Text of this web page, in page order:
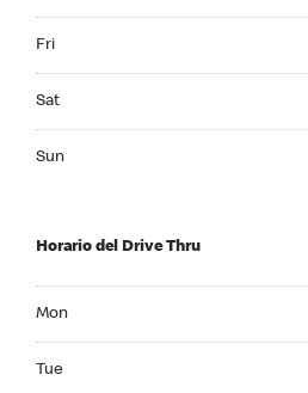
Fri
Sat
Sun
Horario del Drive Thru
Mon
Tue